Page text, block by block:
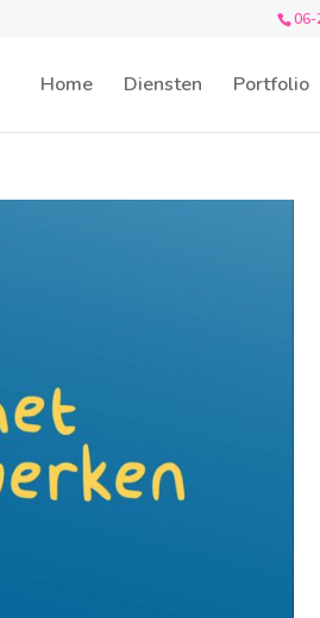
06-
Home Diensten Portfolio